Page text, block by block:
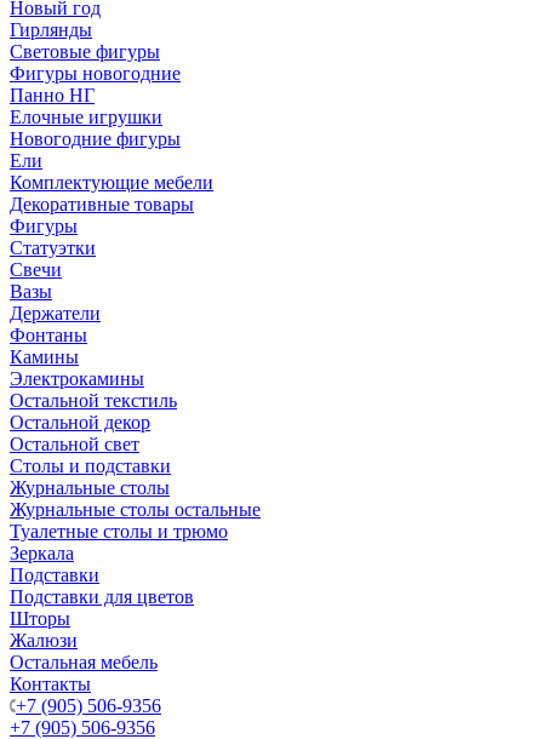
Новый год
Гирлянды
Световые фигуры
Фигуры новогодние
Панно НГ
Елочные игрушки
Новогодние фигуры
Ели
Комплектующие мебели
Декоративные товары
Фигуры
Статуэтки
Свечи
Вазы
Держатели
Фонтаны
Камины
Электрокамины
Остальной текстиль
Остальной декор
Остальной свет
Столы и подставки
Журнальные столы
Журнальные столы остальные
Туалетные столы и трюмо
Зеркала
Подставки
Подставки для цветов
Шторы
Жалюзи
Остальная мебель
Контакты
+7 (905) 506-9356
+7 (905) 506-9356